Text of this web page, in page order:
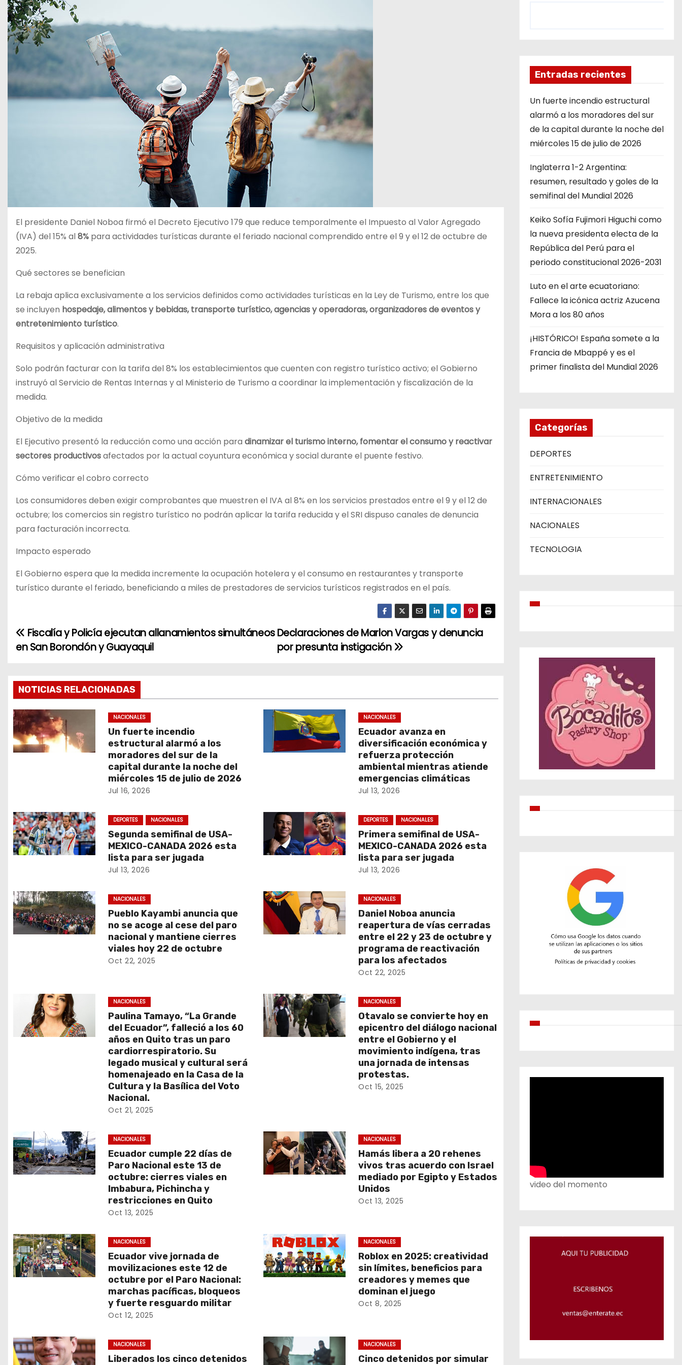
El presidente Daniel Noboa firmó el Decreto Ejecutivo 179 que reduce temporalmente el Impuesto al Valor Agregado
(IVA) del 15% al8% para actividades turísticas durante el feriado nacional comprendido entre el 9 y el 12 de octubre de
2025.
Qué sectores se benefician
La rebaja aplica exclusivamente a los servicios definidos como actividades turísticas en la Ley de Turismo, entre los que
se incluyen hospedaje, alimentos y bebidas, transporte turístico, agencias y operadoras, organizadores de eventos y
entretenimiento turístico.
Requisitos y aplicación administrativa
Solo podrán facturar con la tarifa del 8% los establecimientos que cuenten con registro turístico activo; el Gobierno
instruyó al Servicio de Rentas Internas y al Ministerio de Turismo a coordinar la implementación y fiscalización de la
medida.
Objetivo de la medida
El Ejecutivo presentó la reducción como una acción para dinamizar el turismo interno, fomentar el consumo y reactivar
sectores productivosafectados por la actual coyuntura económica y social durante el puente festivo.
Cómo verificar el cobro correcto
Los consumidores deben exigir comprobantes que muestren el IVA al 8% en los servicios prestados entre el 9 y el 12 de
octubre; los comercios sin registro turístico no podrán aplicar la tarifa reducida y el SRI dispuso canales de denuncia
para facturación incorrecta.
Impacto esperado
El Gobierno espera que la medida incremente la ocupación hotelera y el consumo en restaurantes y transporte
turístico durante el feriado, beneficiando a miles de prestadores de servicios turísticos registrados en el país.
N
v
e
g
a
ó
n
d
e
n
t
s
Declaraciones de Marlon Vargas y denuncia
por presunta instigación
Fiscalía y Policía ejecutan allanamientos simultáneos
en San Borondón y Guayaquil
NOTICIAS RELACIONADAS
NACIONALES
Un fuerte incendio
estructural alarmó a los
moradores del sur de la
capital durante la noche del
miércoles 15 de julio de 2026
Jul 16, 2026
NACIONALES
Ecuador avanza en
diversificación económica y
refuerza protección
ambiental mientras atiende
emergencias climáticas
Jul 13, 2026
DEPORTES NACIONALES
Segunda semifinal de USA-
MEXICO-CANADA 2026 esta
lista para ser jugada
Jul 13, 2026
DEPORTES NACIONALES
Primera semifinal de USA-
MEXICO-CANADA 2026 esta
lista para ser jugada
Jul 13, 2026
NACIONALES
Pueblo Kayambi anuncia que
no se acoge al cese del paro
nacional y mantiene cierres
viales hoy 22 de octubre
Oct 22, 2025
NACIONALES
Daniel Noboa anuncia
reapertura de vías cerradas
entre el 22 y 23 de octubre y
programa de reactivación
para los afectados
Oct 22, 2025
NACIONALES
Paulina Tamayo, “La Grande
del Ecuador”, falleció a los 60
años en Quito tras un paro
cardiorrespiratorio. Su
legado musical y cultural será
homenajeado en la Casa de la
Cultura y la Basílica del Voto
Nacional.
Oct 21, 2025
NACIONALES
Otavalo se convierte hoy en
epicentro del diálogo nacional
entre el Gobierno y el
movimiento indígena, tras
una jornada de intensas
protestas.
Oct 15, 2025
NACIONALES
Ecuador cumple 22 días de
Paro Nacional este 13 de
octubre: cierres viales en
Imbabura, Pichincha y
restricciones en Quito
Oct 13, 2025
NACIONALES
Hamás libera a 20 rehenes
vivos tras acuerdo con Israel
mediado por Egipto y Estados
Unidos
Oct 13, 2025
NACIONALES
Ecuador vive jornada de
movilizaciones este 12 de
octubre por el Paro Nacional:
marchas pacíficas, bloqueos
y fuerte resguardo militar
Oct 12, 2025
NACIONALES
Roblox en 2025: creatividad
sin límites, beneficios para
creadores y memes que
dominan el juego
Oct 8, 2025
NACIONALES
Liberados los cinco detenidos
NACIONALES
Cinco detenidos por simular
Entradas recientes
Un fuerte incendio estructural
alarmó a los moradores del sur
de la capital durante la noche del
miércoles 15 de julio de 2026
Inglaterra 1-2 Argentina:
resumen, resultado y goles de la
semifinal del Mundial 2026
Keiko Sofía Fujimori Higuchi como
la nueva presidenta electa de la
República del Perú para el
periodo constitucional 2026-2031
Luto en el arte ecuatoriano:
Fallece la icónica actriz Azucena
Mora a los 80 años
¡HISTÓRICO! España somete a la
Francia de Mbappé y es el
primer finalista del Mundial 2026
Categorías
DEPORTES
ENTRETENIMIENTO
INTERNACIONALES
NACIONALES
TECNOLOGIA
video del momento